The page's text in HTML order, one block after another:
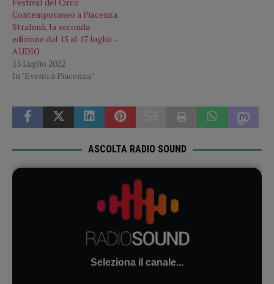
Contemporaneo a Piacenza
Stralunà, la seconda
edizione dal 15 al 17 luglio –
AUDIO
13 Luglio 2022
In "Eventi a Piacenza"
ASCOLTA RADIO SOUND
Seleziona il canale...